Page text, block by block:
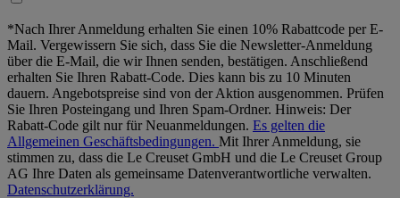
*Nach Ihrer Anmeldung erhalten Sie einen 10% Rabattcode per E-
Mail. Vergewissern Sie sich, dass Sie die Newsletter-Anmeldung
über die E-Mail, die wir Ihnen senden, bestätigen. Anschließend
erhalten Sie Ihren Rabatt-Code. Dies kann bis zu 10 Minuten
dauern. Angebotspreise sind von der Aktion ausgenommen. Prüfen
Sie Ihren Posteingang und Ihren Spam-Ordner. Hinweis: Der
Rabatt-Code gilt nur für Neuanmeldungen. Es gelten die
Allgemeinen Geschäftsbedingungen. Mit Ihrer Anmeldung, sie
stimmen zu, dass die Le Creuset GmbH und die Le Creuset Group
AG Ihre Daten als gemeinsame Datenverantwortliche verwalten.
Datenschutzerklärung.